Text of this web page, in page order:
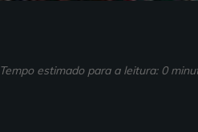
Tempo estimado para a leitura: 0